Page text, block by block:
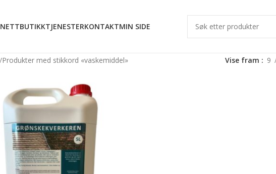
NETTBUTIKKTJENESTERKONTAKTMIN SIDE
Produkter med stikkord «vaskemiddel» Vise fram 9